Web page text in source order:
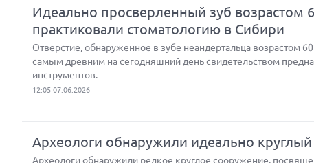
Идеально просверленный зуб возрастом
практиковали стоматологию в Сибири
Отверстие, обнаруженное в зубе неандертальца возрастом
самым древним на сегодняшний день свидетельством
инструментов.
12:05 07.06.2026
Археологи обнаружили идеально
Археологи обнаружили редкое круглое сооружение,